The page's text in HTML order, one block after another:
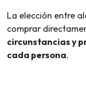
La elección entre
comprar
circunstancias y
cada persona.